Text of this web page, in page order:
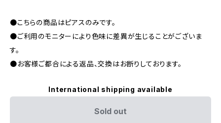
●こちらの商品はピアスのみです。
●ご利用のモニターにより色味に差異が生じることがございま
す。
●お客様ご都合による返品、交換はお断りしております。
International shipping available
Sold out